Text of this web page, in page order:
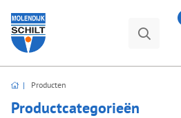
Producten
Productcategorieën